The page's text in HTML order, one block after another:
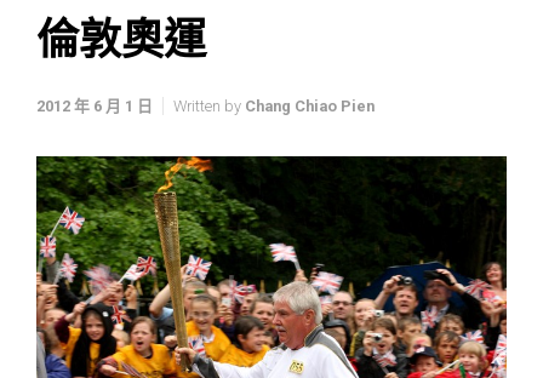
倫敦奧運
2012 年 6 月 1 日 Written by Chang Chiao Pien